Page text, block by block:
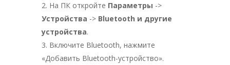
На ПК откройте Параметры ->
Устройства -> Bluetooth и другие
устройства.
Включите Bluetooth, нажмите
«Добавить Bluetooth-устройство».